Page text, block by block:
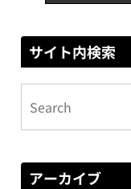
サイト内検索
アーカイブ